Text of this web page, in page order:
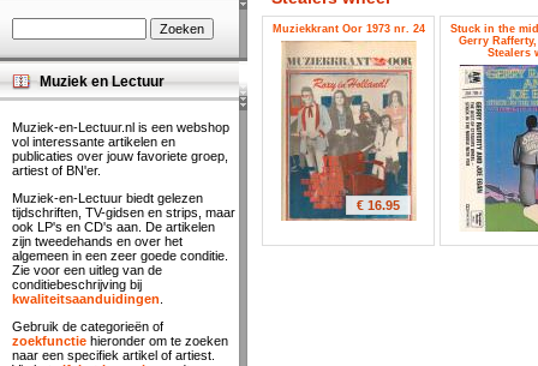
Muziekkrant Oor 1973 nr. 24
€ 16.95
Stuck in the
Gerry
Stealers
Muziek en Lectuur
Muziek-en-Lectuur.nl is een webshop
vol interessante artikelen en
publicaties over jouw favoriete groep,
artiest of BN'er.
Muziek-en-Lectuur biedt gelezen
tijdschriften, TV-gidsen en strips, maar
ook LP's en CD's aan. De artikelen
zijn tweedehands en over het
algemeen in een zeer goede conditie.
Zie voor een uitleg van de
conditiebeschrijving bij
kwaliteitsaanduidingen
Gebruik de categorieën of
zoekfunctie hieronder om te zoeken
naar een specifiek artikel of artiest.